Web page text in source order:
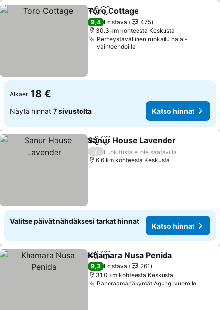
Jaa Lisää suosikkeihin
Toro Cottage
9,4 Loistava
475
30.3 km kohteesta Keskusta
Perheystävällinen ruokailu halal-
vaihtoehdoilla
Alkaen 18 €
Näytä hinnat 7 sivustolta Katso hinnat
Jaa Lisää suosikkeihin
Sanur House Lavender
/
Luokitusta ei ole saatavilla
6.6 km kohteesta Keskusta
Valitse päivät nähdäksesi tarkat hinnat
Katso hinnat
Jaa Lisää suosikkeihin
Khamara Nusa Penida
9,3 Loistava
261
31.0 km kohteesta Keskusta
Panoraamanäkymät Agung-vuorelle